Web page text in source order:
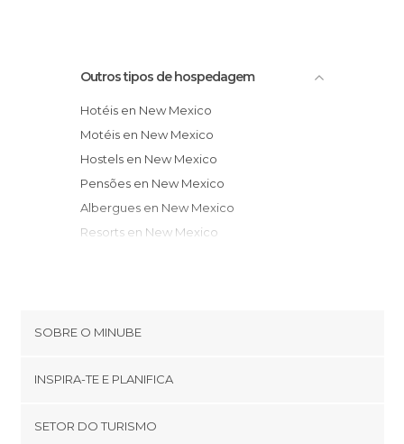
Outros tipos de hospedagem
Hotéis en New Mexico
Motéis en New Mexico
Hostels en New Mexico
Pensões en New Mexico
Albergues en New Mexico
Resorts en New Mexico
Parques de Campismo en New Mexico
SOBRE O MINUBE
Términos e Condições
INSPIRA-TE E PLANIFICA
SETOR DO TURISMO